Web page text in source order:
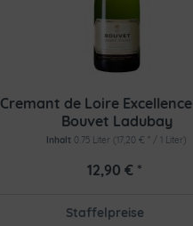
Cremant de Loire
Bouvet Ladubay
Inhalt 0.75 Liter (17,20 € * / 1 Liter)
12,90 € *
Staffelpreise